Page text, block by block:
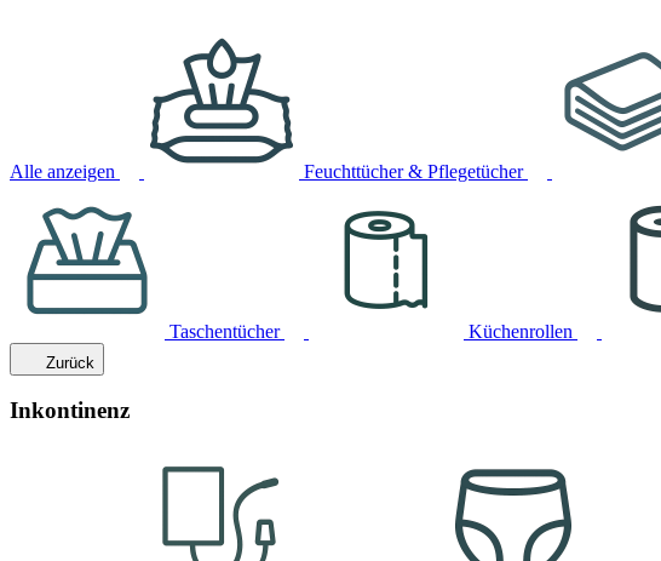
Alle anzeigen Feuchttücher & Pflegetücher
Taschentücher Küchenrollen
Zurück
Inkontinenz